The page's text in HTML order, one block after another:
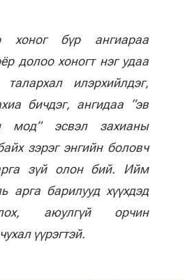
хоног бүр ангиараа
долоо хоногт нэг удаа
илэрхийлдэг,
бичдэг, ангидаа “эв
мод” эсвэл захианы
зэрэг энгийн боловч
зүй олон бий. Ийм
арга барилууд хүүхдэд
аюулгүй орчин
үүрэгтэй.